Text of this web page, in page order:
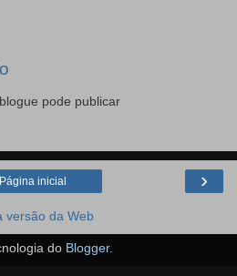
pode publicar
›
Página inicial
versão da Web
do Blogger.